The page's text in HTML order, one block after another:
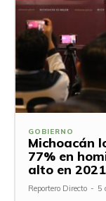
GOBIERNO
Michoacán
77% en
alto en 2021
Reportero Directo - 5